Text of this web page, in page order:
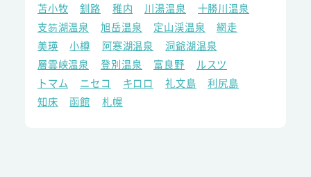
苫小牧
釧路 稚内 川湯温泉
十勝川温泉
支笏湖温泉
旭岳温泉 定山渓温泉
網走
美瑛
小樽 阿寒湖温泉
洞爺湖温泉
層雲峡温泉
登別温泉 富良野
ルスツ
トマム
ニセコ キロロ 礼文島
利尻島
知床
函館 札幌